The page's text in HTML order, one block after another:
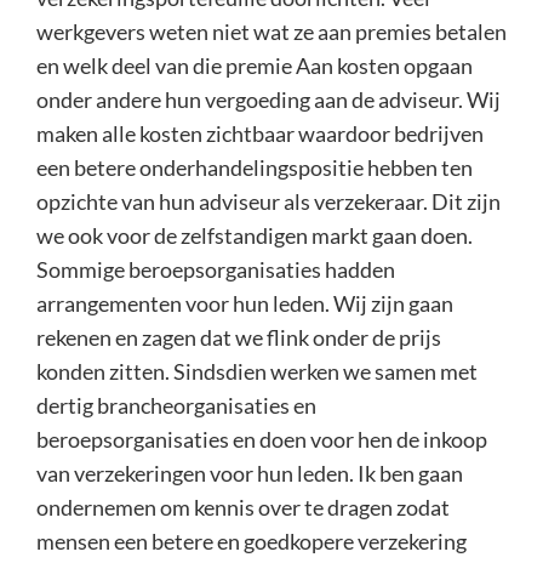
werkgevers weten niet wat ze aan premies betalen
en welk deel van die premie Aan kosten opgaan
onder andere hun vergoeding aan de adviseur. Wij
maken alle kosten zichtbaar waardoor bedrijven
een betere onderhandelingspositie hebben ten
opzichte van hun adviseur als verzekeraar. Dit zijn
we ook voor de zelfstandigen markt gaan doen.
Sommige beroepsorganisaties hadden
arrangementen voor hun leden. Wij zijn gaan
rekenen en zagen dat we flink onder de prijs
konden zitten. Sindsdien werken we samen met
dertig brancheorganisaties en
beroepsorganisaties en doen voor hen de inkoop
van verzekeringen voor hun leden. Ik ben gaan
ondernemen om kennis over te dragen zodat
mensen een betere en goedkopere verzekering